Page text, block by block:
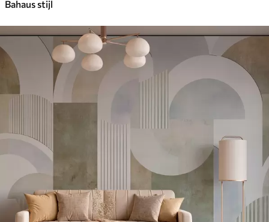
Bahaus stijl